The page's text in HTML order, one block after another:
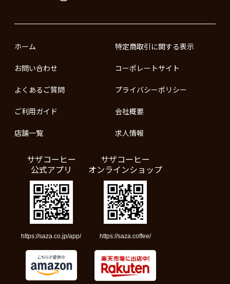
ホーム
お問い合わせ
よくあるご質問
ご利用ガイド
店舗一覧
特定商取引に関する表示
コーポレートサイト
プライバシーポリシー
会社概要
求人情報
サザコーヒー
公式アプリ
https://saza.co.jp/app/
サザコーヒー
オンラインショップ
https://saza.coffee/